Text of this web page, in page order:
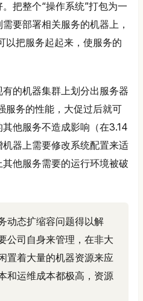
把整个“操作系统”打包为一
要部署相关服务的机器上，
以把服务起起来，使服务的
的机器集群上划分出服务器
服务的性能，大促过后就可
他服务不造成影响（在3.14
器上需要修改系统配置来适
他服务需要的运行环境被破
动态扩缩容问题得以解
公司自身来管理，在非大
置着大量的机器资源来应
和运维成本都极高，资源